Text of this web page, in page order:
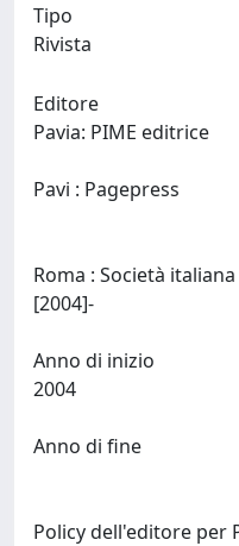
Tipo
Rivista
Editore
Pavia: PIME editrice
Pavi : Pagepress
Roma : Società
Anno di inizio
Anno di fine
Policy dell'editore per